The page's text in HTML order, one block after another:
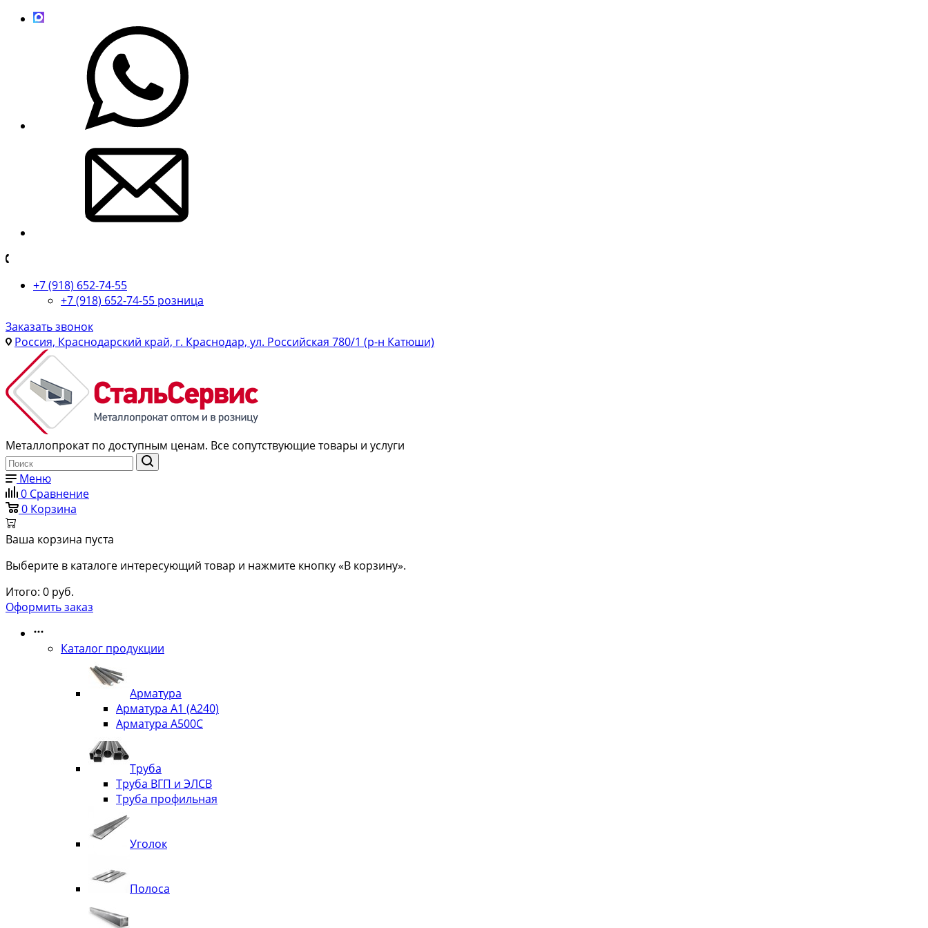
+7 (918) 652-74-55
+7 (918) 652-74-55 розница
Заказать звонок
Россия, Краснодарский край, г. Краснодар, ул. Российская 780/1 (р-н Катюши)
Металлопрокат по доступным ценам. Все сопутствующие товары и услуги
Меню
0 Сравнение
0 Корзина
Ваша корзина пуста
Выберите в каталоге интересующий товар и нажмите кнопку «В корзину».
Итого: 0 руб.
Оформить заказ
Каталог продукции
Арматура
Арматура А1 (А240)
Арматура А500С
Труба
Труба ВГП и ЭЛСВ
Труба профильная
Уголок
Полоса